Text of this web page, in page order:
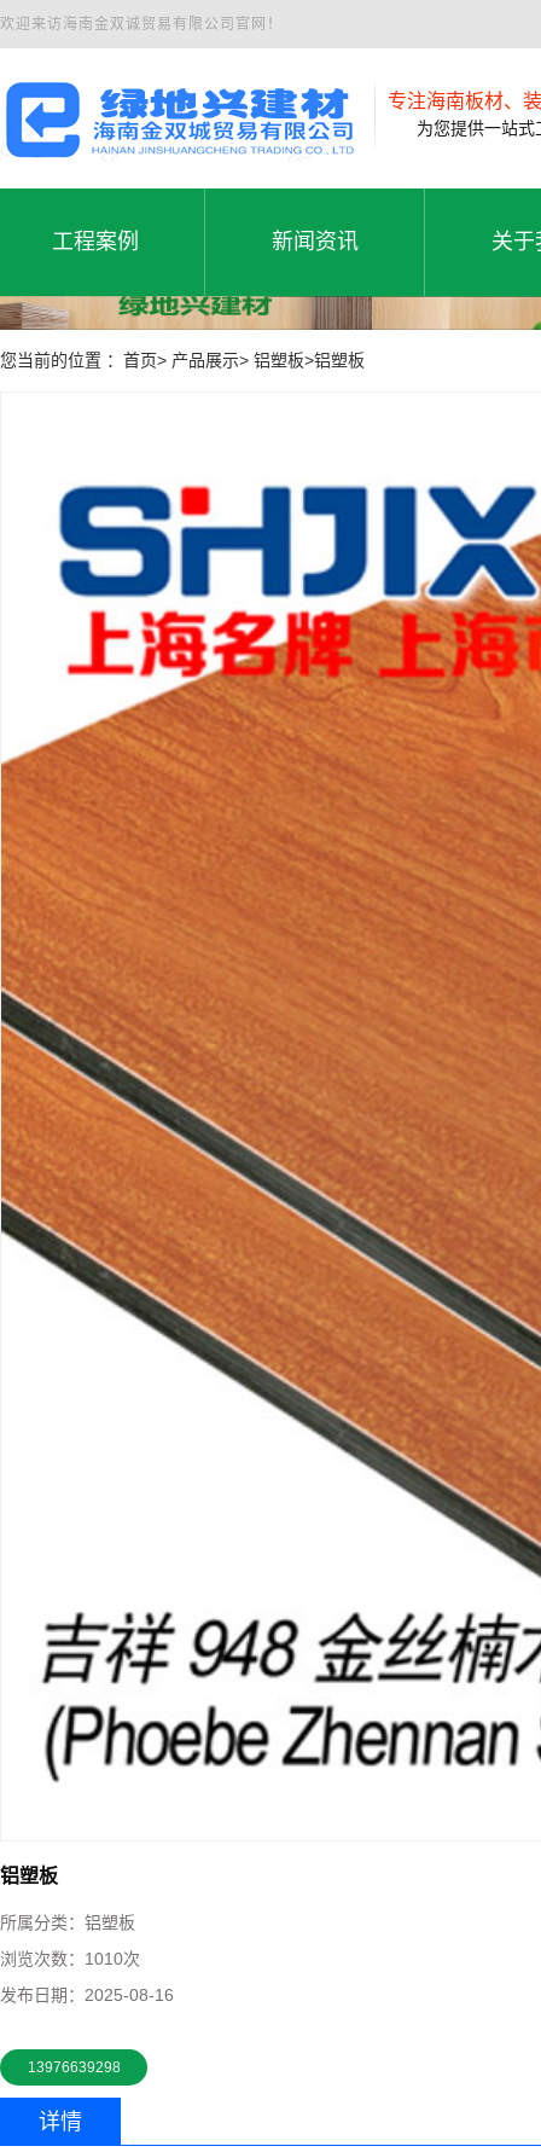
欢迎来访海南金双诚贸易有限公司官网！
专注海南板材、
为您提供一站式
工程案例
工程案例
工程案例
新闻资讯
新闻资讯
公司新闻
行业动态
关于
公
您当前的位置 ：首页> 产品展示> 铝塑板>铝塑板
铝塑板
所属分类： 铝塑板
浏览次数： 1010次
发布日期： 2025-08-16
13976639298
详情